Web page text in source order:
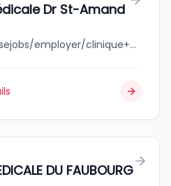
Dr St-Amand
jobbank.gc.ca/browsejobs/employer/clinique+m%C3%A9dicale+dr+st-amand/ca
DU FAUBOURG